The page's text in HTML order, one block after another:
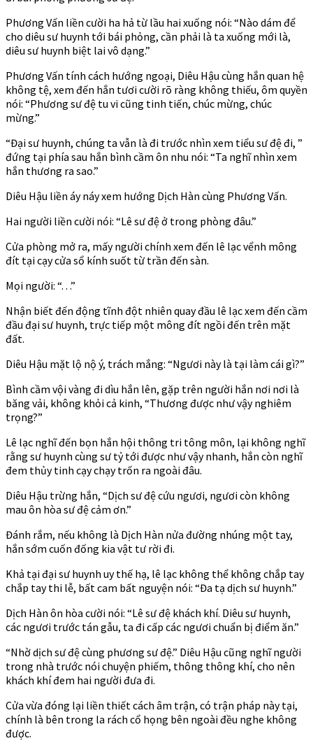
Phương Vấn liền cười ha hả từ lầu hai xuống nói: “Nào dám để
cho diêu sư huynh tới bái phỏng, cần phải là ta xuống mới là,
diêu sư huynh biệt lai vô dạng.”
Phương Vấn tính cách hướng ngoại, Diêu Hậu cùng hắn quan hệ
không tệ, xem đến hắn tươi cười rõ ràng không thiếu, ôm quyền
nói: “Phương sư đệ tu vi cũng tinh tiến, chúc mừng, chúc
mừng.”
“Đại sư huynh, chúng ta vẫn là đi trước nhìn xem tiểu sư đệ đi, ”
đứng tại phía sau hắn bình cầm ôn nhu nói: “Ta nghĩ nhìn xem
hắn thương ra sao.”
Diêu Hậu liền áy náy xem hướng Dịch Hàn cùng Phương Vấn.
Hai người liền cười nói: “Lê sư đệ ở trong phòng đâu.”
Cửa phòng mở ra, mấy người chính xem đến lê lạc vểnh mông
đít tại cạy cửa sổ kính suốt từ trần đến sàn.
Mọi người: “. . .”
Nhận biết đến động tĩnh đột nhiên quay đầu lê lạc xem đến cầm
đầu đại sư huynh, trực tiếp một mông đít ngồi đến trên mặt
đất.
Diêu Hậu mặt lộ nộ ý, trách mắng: “Ngươi này là tại làm cái gì?”
Bình cầm vội vàng đi dìu hắn lên, gặp trên người hắn nơi nơi là
băng vải, không khỏi cả kinh, “Thương được như vậy nghiêm
trọng?”
Lê lạc nghĩ đến bọn hắn hội thông tri tông môn, lại không nghĩ
rằng sư huynh cùng sư tỷ tới được như vậy nhanh, hắn còn nghĩ
đem thủy tinh cạy chạy trốn ra ngoài đâu.
Diêu Hậu trừng hắn, “Dịch sư đệ cứu ngươi, ngươi còn không
mau ôn hòa sư đệ cảm ơn.”
Đánh rắm, nếu không là Dịch Hàn nửa đường nhúng một tay,
hắn sớm cuốn đống kia vật tư rời đi.
Khả tại đại sư huynh uy thế hạ, lê lạc không thể không chắp tay
chắp tay thi lễ, bất cam bất nguyện nói: “Đa tạ dịch sư huynh.”
Dịch Hàn ôn hòa cười nói: “Lê sư đệ khách khí. Diêu sư huynh,
các ngươi trước tán gẫu, ta đi cấp các ngươi chuẩn bị điểm ăn.”
“Nhờ dịch sư đệ cùng phương sư đệ.” Diêu Hậu cũng nghĩ người
trong nhà trước nói chuyện phiếm, thông thông khí, cho nên
khách khí đem hai người đưa đi.
Cửa vừa đóng lại liền thiết cách âm trận, có trận pháp này tại,
chính là bên trong la rách cổ họng bên ngoài đều nghe không
được.